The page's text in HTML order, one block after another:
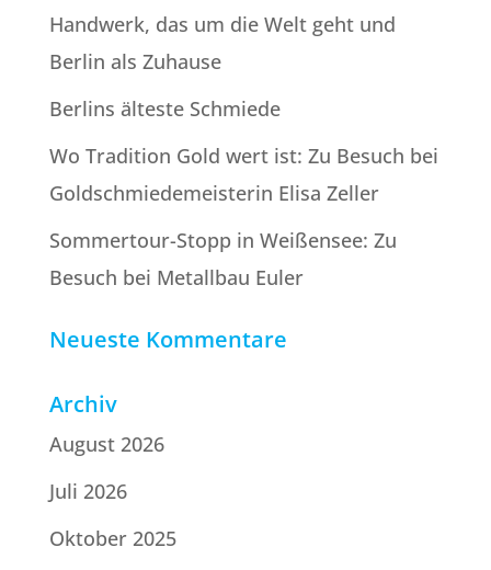
Handwerk, das um die Welt geht und
Berlin als Zuhause
Berlins älteste Schmiede
Wo Tradition Gold wert ist: Zu Besuch bei
Goldschmiede­meisterin Elisa Zeller
Sommertour-Stopp in Weißensee: Zu
Besuch bei Metallbau Euler
Neueste Kommentare
Archiv
August 2026
Juli 2026
Oktober 2025